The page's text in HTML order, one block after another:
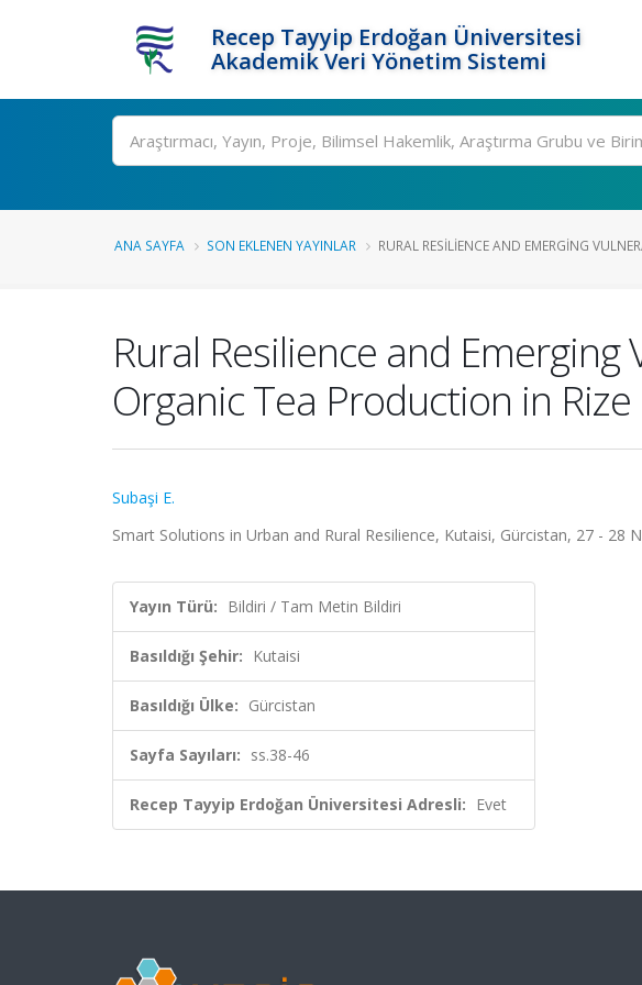
Recep Tayyip Erdoğan Üniversitesi
Akademik Veri Yönetim Sistemi
Ara
ANA SAYFA SON EKLENEN YAYINLAR RURAL RESILIENCE AND EMERGING
Rural Resilience and
Organic Tea Production in Rize
Subaşi E.
Smart Solutions in Urban and Rural Resilience, Kutaisi, Gürcistan, 27 - 28
Yayın Türü: Bildiri / Tam Metin Bildiri
Basıldığı Şehir: Kutaisi
Basıldığı Ülke: Gürcistan
Sayfa Sayıları: ss.38-46
Recep Tayyip Erdoğan Üniversitesi Adresli: Evet